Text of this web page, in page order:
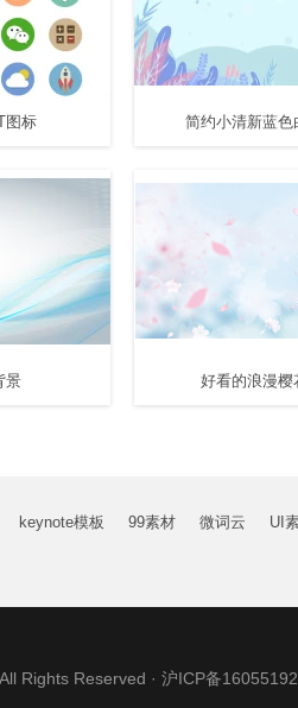
图标 简约小清新蓝
景 好看的浪漫
keynote模板 99素材 微词云 UI
Rights Reserved · 沪ICP备